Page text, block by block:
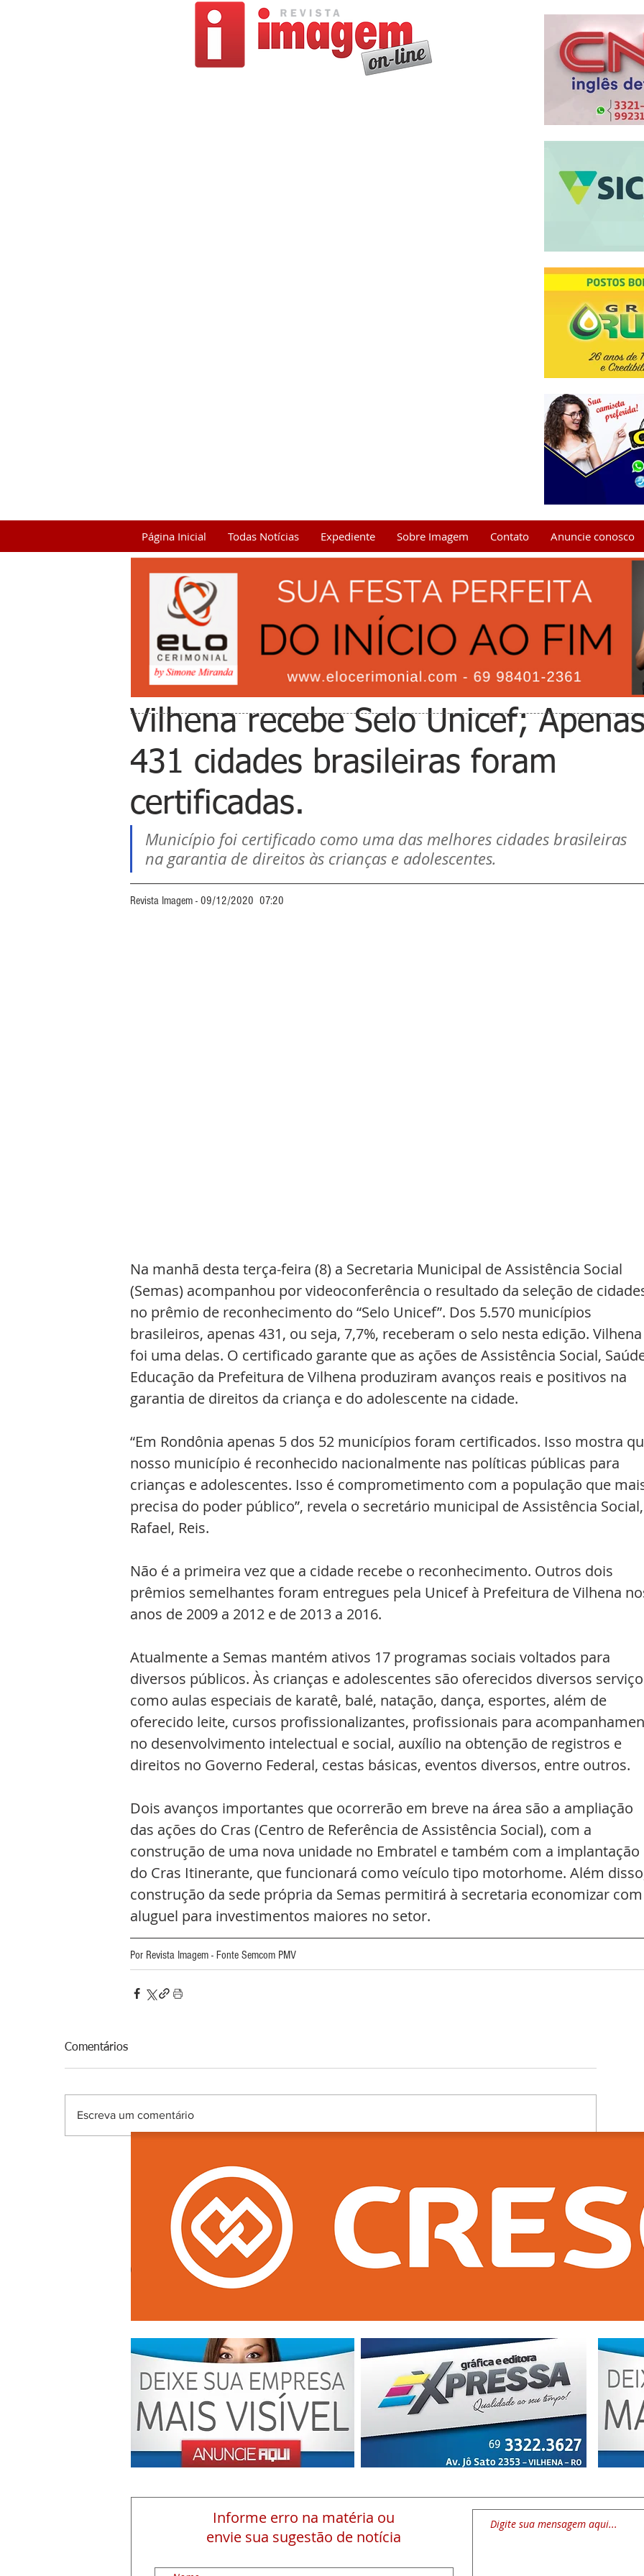
Página Inicial Todas Notícias Expediente Sobre Imagem Contato Anuncie conosco
Vilhena recebe Selo Unicef;
431 cidades brasileiras foram
certificadas.
Município foi certificado como uma das melhores cidades brasileiras
na garantia de direitos às crianças e adolescentes.
Revista Imagem - 09/12/2020  07:20
Na manhã desta terça-feira (8) a Secretaria Municipal de Assistência Social
(Semas) acompanhou por videoconferência o resultado da seleção de
no prêmio de reconhecimento do “Selo Unicef”. Dos 5.570 municípios
brasileiros, apenas 431, ou seja, 7,7%, receberam o selo nesta edição.
foi uma delas. O certificado garante que as ações de Assistência Social,
Educação da Prefeitura de Vilhena produziram avanços reais e positivos na
garantia de direitos da criança e do adolescente na cidade.
“Em Rondônia apenas 5 dos 52 municípios foram certificados. Isso mostra
nosso município é reconhecido nacionalmente nas políticas públicas para
crianças e adolescentes. Isso é comprometimento com a população que
precisa do poder público”, revela o secretário municipal de Assistência
Rafael, Reis.
Não é a primeira vez que a cidade recebe o reconhecimento. Outros dois
prêmios semelhantes foram entregues pela Unicef à Prefeitura de Vilhena
anos de 2009 a 2012 e de 2013 a 2016.
Atualmente a Semas mantém ativos 17 programas sociais voltados para
diversos públicos. Às crianças e adolescentes são oferecidos diversos
como aulas especiais de karatê, balé, natação, dança, esportes, além de
oferecido leite, cursos profissionalizantes, profissionais para
no desenvolvimento intelectual e social, auxílio na obtenção de registros e
direitos no Governo Federal, cestas básicas, eventos diversos, entre outros.
Dois avanços importantes que ocorrerão em breve na área são a ampliação
das ações do Cras (Centro de Referência de Assistência Social), com a
construção de uma nova unidade no Embratel e também com a implantação
do Cras Itinerante, que funcionará como veículo tipo motorhome. Além
construção da sede própria da Semas permitirá à secretaria economizar
aluguel para investimentos maiores no setor.
Por Revista Imagem - Fonte Semcom PMV
Comentários
Escreva um comentário
Informe erro na matéria ou
envie sua sugestão de notícia